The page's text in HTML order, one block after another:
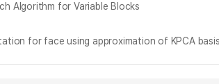
Algorithm for Variable Blocks
for face using approximation of KPCA